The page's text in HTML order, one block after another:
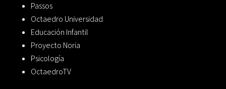
Passos
Octaedro Universidad
Educación Infantil
Proyecto Noria
Psicología
OctaedroTV